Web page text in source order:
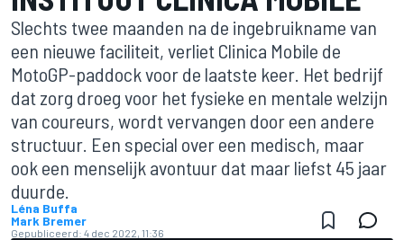
Slechts twee maanden na de ingebruikname van
een nieuwe faciliteit, verliet Clinica Mobile de
MotoGP-paddock voor de laatste keer. Het bedrijf
dat zorg droeg voor het fysieke en mentale welzijn
van coureurs, wordt vervangen door een andere
structuur. Een special over een medisch, maar
ook een menselijk avontuur dat maar liefst 45 jaar
duurde.
Léna Buffa
Mark Bremer
Gepubliceerd: 4 dec 2022, 11:36